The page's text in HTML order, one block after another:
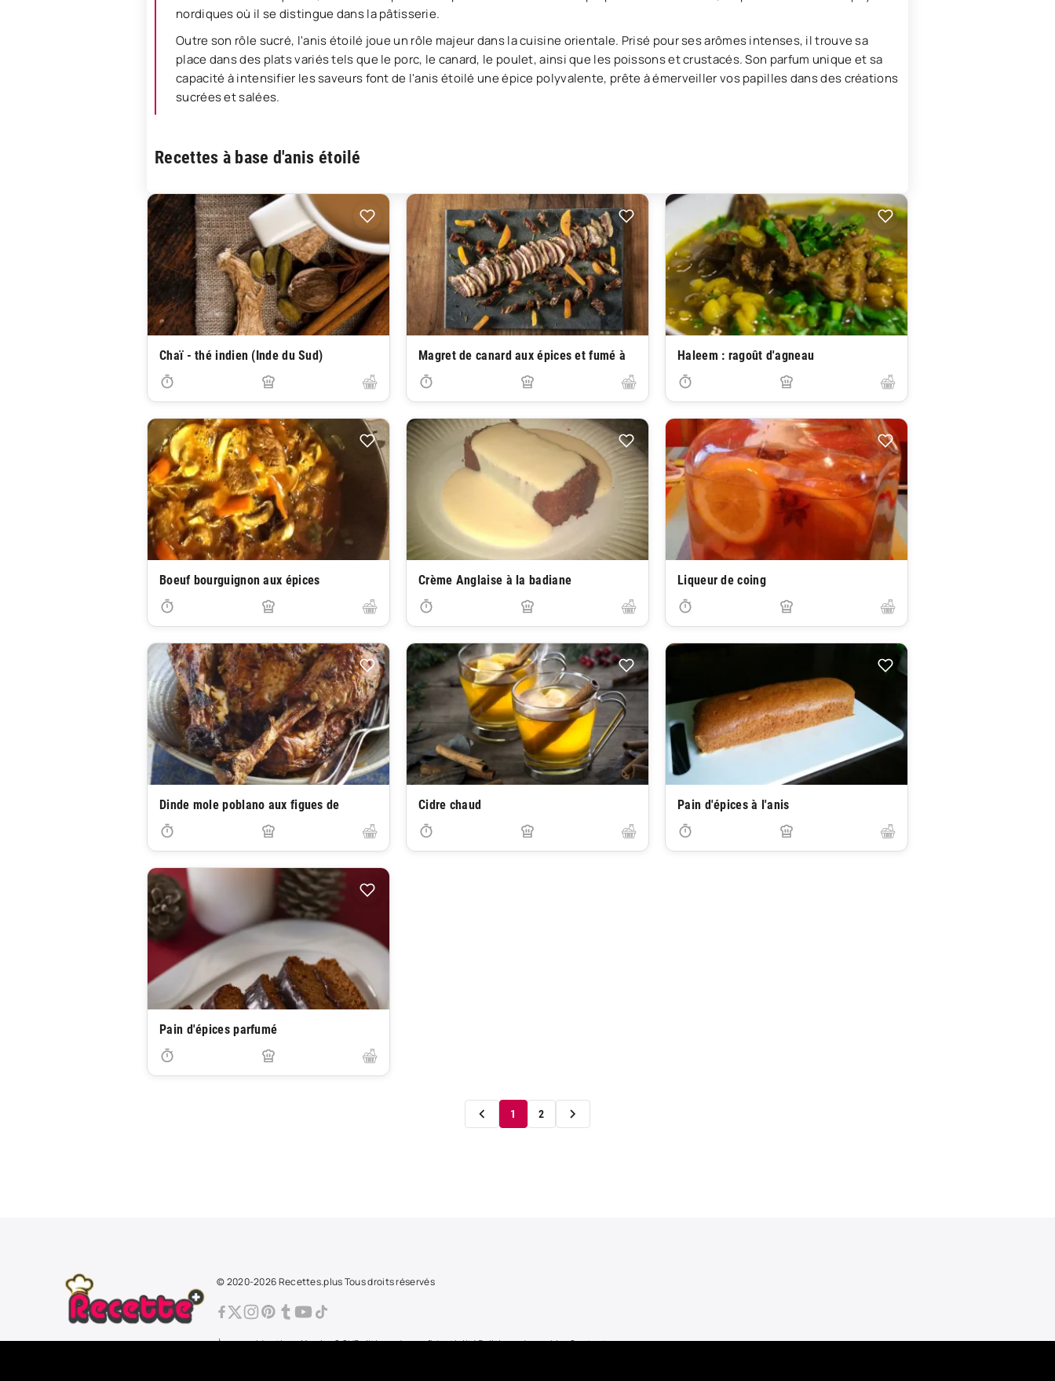
nordiques où il se distingue dans la pâtisserie.
Outre son rôle sucré, l'anis étoilé joue un rôle majeur dans la cuisine orientale. Prisé pour ses arômes intenses, il trouve sa
place dans des plats variés tels que le porc, le canard, le poulet, ainsi que les poissons et crustacés. Son parfum unique et sa
capacité à intensifier les saveurs font de l'anis étoilé une épice polyvalente, prête à émerveiller vos papilles dans des créations
sucrées et salées.
Recettes à base d'anis étoilé
Chaï - thé indien (Inde du Sud) Magret de canard aux épices et fumé à Haleem : ragoût d'agneau
Boeuf bourguignon aux épices Crème Anglaise à la badiane Liqueur de coing
Dinde mole poblano aux figues de Cidre chaud Pain d'épices à l'anis
Pain d'épices parfumé
1 2
© 2020-2026 Recettes.plus Tous droits réservés
À proposMentions légalesCGUPolitique de confidentialitéPolitique de cookiesContact